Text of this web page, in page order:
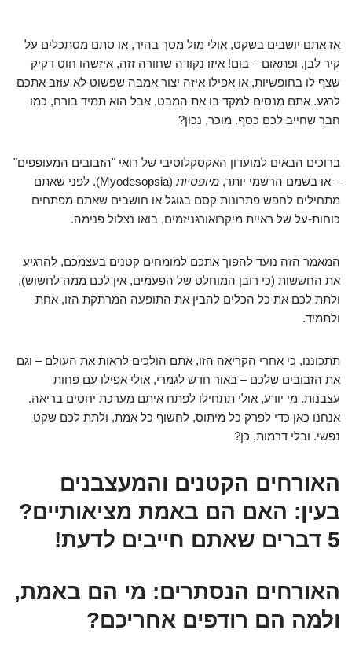
אז אתם יושבים בשקט, אולי מול מסך בהיר, או סתם מסתכלים על
קיר לבן, ופתאום – בום! איזו נקודה שחורה זזה, איזשהו חוט דקיק
שצף לו בחופשיות, או אפילו איזה יצור אמבה שפשוט לא עוזב אתכם
לרגע. אתם מנסים למקד בו את המבט, אבל הוא תמיד בורח, כמו
חבר שחייב לכם כסף. מוכר, נכון?
ברוכים הבאים למועדון האקסקלוסיבי של רואי "הזבובים המעופפים"
– או בשמם הרשמי יותר, מיופסיות
(Myodesopsia). לפני שאתם
מתחילים לחפש פתרונות קסם בגוגל או חושבים שאתם מפתחים
כוחות-על של ראיית מיקרואורגניזמים, בואו נצלול פנימה.
המאמר הזה נועד להפוך אתכם למומחים קטנים בעצמכם, להרגיע
את החששות (כי רובן המוחלט של הפעמים, אין לכם ממה לחשוש),
ולתת לכם את כל הכלים להבין את התופעה המרתקת הזו, אחת
ולתמיד.
תתכוננו, כי אחרי הקריאה הזו, אתם הולכים לראות את העולם – וגם
את הזבובים שלכם – באור חדש לגמרי, אולי אפילו עם פחות
עצבנות. מי יודע, אולי תתחילו לפתח איתם מערכת יחסים בריאה.
אנחנו כאן כדי לפרק כל מיתוס, לחשוף כל אמת, ולתת לכם שקט
נפשי. ובלי דרמות, כן?
האורחים הקטנים והמעצבנים
בעין: האם הם באמת מציאותיים?
5 דברים שאתם חייבים לדעת!
האורחים הנסתרים: מי הם באמת,
ולמה הם רודפים אחריכם?